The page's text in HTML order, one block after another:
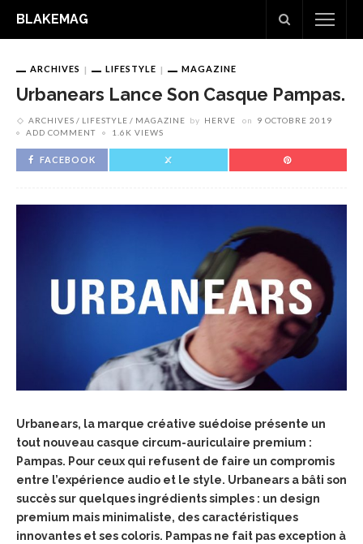
BLAKEMAG
ARCHIVES LIFESTYLE MAGAZINE
Urbanears Lance Son Casque Pampas.
ARCHIVES LIFESTYLE MAGAZINE by HERVE on
9 OCTOBRE 2019
ADD COMMENT
1.6K VIEWS
FACEBOOK
Urbanears, la marque créative suédoise présente un
tout nouveau casque circum-auriculaire premium :
Pampas. Pour ceux qui refusent de faire un compromis
entre l’expérience audio et le style. Urbanears a bâti son
succès sur quelques ingrédients simples : un design
premium mais minimaliste, des caractéristiques
innovantes et ses coloris. Pampas ne fait pas exception à